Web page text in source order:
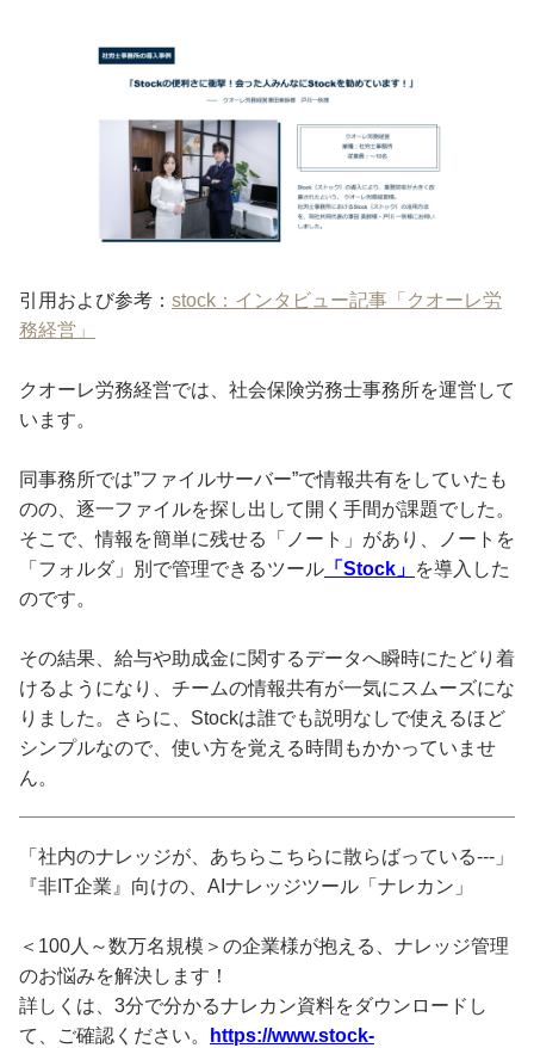
引用および参考： stock：インタビュー記事「クオーレ労
務経営」
クオーレ労務経営では、社会保険労務士事務所を運営して
います。
同事務所では”ファイルサーバー”で情報共有をしていたも
のの、逐一ファイルを探し出して開く手間が課題でした。
そこで、情報を簡単に残せる「ノート」があり、ノートを
「フォルダ」別で管理できるツール 「Stock」 を導入した
のです。
その結果、給与や助成金に関するデータへ瞬時にたどり着
けるようになり、チームの情報共有が一気にスムーズにな
りました。さらに、Stockは誰でも説明なしで使えるほど
シンプルなので、使い方を覚える時間もかかっていませ
ん。
「社内のナレッジが、あちらこちらに散らばっている---」
『非IT企業』向けの、AIナレッジツール「ナレカン」
＜100人～数万名規模＞の企業様が抱える、ナレッジ管理
のお悩みを解決します！
詳しくは、3分で分かるナレカン資料をダウンロードし
て、ご確認ください。
https://www.stock-